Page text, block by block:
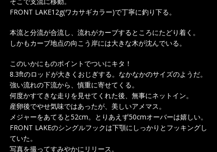
FRONT LAKE12g(ワカサギカラー)で丁寧に釣り下る。
本流と分流が合流し、流れがカーブするところにたどり着く。
しかもカーブ地点の向こう岸には大きな木が沈んでいる。
このいかにものポイントでついにキタ！
8.3ftのロッドが大きくおじぎする。なかなかのサイズのようだ。
強い流れの下流から、慎重に寄せてくる。
何度かすてきな走りを見せてくれた後、無事にネットイン。
産卵後でやせ気味ではあったが、美しいアメマス。
メジャーをあてると52cm。とりあえず50cmオーバーは嬉しい。
FRONT LAKEのシングルフックは下顎にしっかりとフッキングし
ていた。
写真を撮ってすみやかにリリース。